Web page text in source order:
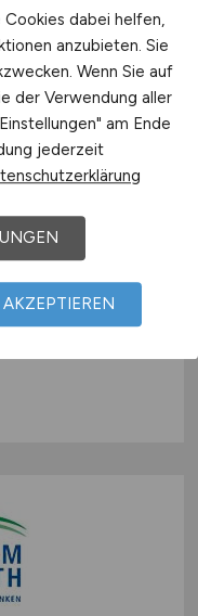
d)für die
dabei helfen,
anzubieten. Sie
Wenn Sie auf
der Verwendung aller
am Ende
jederzeit
AKZEPTIEREN